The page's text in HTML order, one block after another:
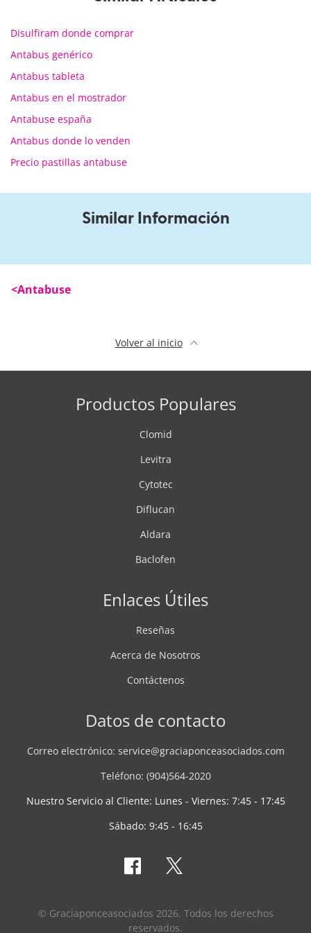
Disulfiram donde comprar
Antabus genérico
Antabus tableta
Antabus en el mostrador
Antabuse españa
Antabus donde lo venden
Precio pastillas antabuse
Similar Información
Antabuse
Volver al inicio
Productos Populares
Clomid
Levitra
Cytotec
Diflucan
Aldara
Baclofen
Enlaces Útiles
Reseñas
Acerca de Nosotros
Contáctenos
Datos de contacto
Correo electrónico: service@graciaponceasociados.com
Teléfono: (904)564-2020
Nuestro Servicio al Cliente: Lunes - Viernes: 7:45 - 17:45
Sábado: 9:45 - 16:45
© Graciaponceasociados 2026. Todos los derechos
reservados.